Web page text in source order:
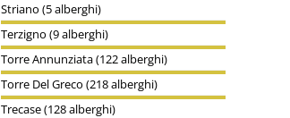
Striano (5 alberghi)
Terzigno (9 alberghi)
Torre Annunziata (122 alberghi)
Torre Del Greco (218 alberghi)
Trecase (128 alberghi)